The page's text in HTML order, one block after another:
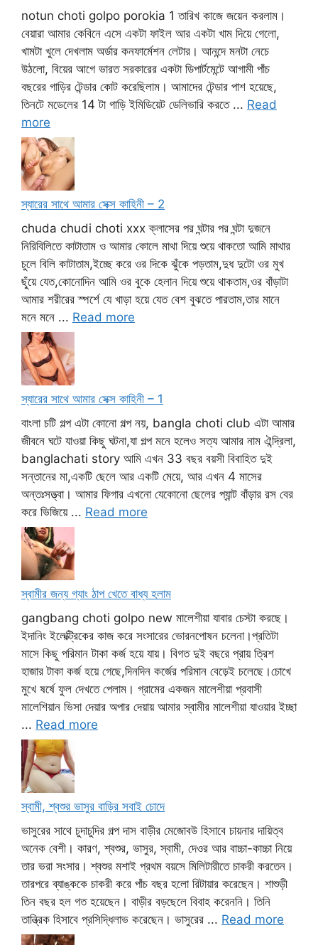
notun choti golpo porokia 1 তারিখ কাজে জয়েন করলাম।
বেয়ারা আমার কেবিনে এসে একটা ফাইল আর একটা খাম দিয়ে গেলো,
খামটা খুলে দেখলাম অর্ডার কনফার্মেশন লেটার। আনন্দে মনটা নেচে
উঠলো, বিয়ের আগে ভারত সরকারের একটা ডিপার্টমেন্টে আগামী পাঁচ
বছরের গাড়ির টেন্ডার কোট করেছিলাম। আমাদের টেন্ডার পাশ হয়েছে,
তিনটে মডেলের 14 টা গাড়ি ইমিডিয়েট ডেলিভারি করতে ... Read
more
স্যারের সাথে আমার সেক্স কাহিনী – 2
chuda chudi choti xxx ক্লাসের পর ঘন্টার পর ঘন্টা দুজনে
নিরিবিলিতে কাটাতাম ও আমার কোলে মাথা দিয়ে শুয়ে থাকতো আমি মাথার
চুলে বিলি কাটাতাম,ইচ্ছে করে ওর দিকে ঝুঁকে পড়তাম,দুধ দুটো ওর মুখ
ছুঁয়ে যেত,কোনোদিন আমি ওর বুকে হেলান দিয়ে শুয়ে থাকতাম,ওর বাঁড়াটা
আমার শরীরের স্পর্শে যে খাড়া হয়ে যেত বেশ বুঝতে পারতাম,তার মানে
মনে মনে ... Read more
স্যারের সাথে আমার সেক্স কাহিনী – 1
বাংলা চটি গল্প এটা কোনো গল্প নয়, bangla choti club এটা আমার
জীবনে ঘটে যাওয়া কিছু ঘটনা,যা গল্প মনে হলেও সত্য আমার নাম ঐন্দ্রিলা,
banglachati story আমি এখন 33 বছর বয়সী বিবাহিত দুই
সন্তানের মা,একটি ছেলে আর একটি মেয়ে, আর এখন 4 মাসের
অন্তঃসত্ত্বা। আমার ফিগার এখনো যেকোনো ছেলের প্যান্ট বাঁড়ার রস বের
করে ভিজিয়ে ... Read more
স্বামীর জন্য গ্যাং ঠাপ খেতে বাধ্য হলাম
gangbang choti golpo new মালেশীয়া যাবার চেস্টা করছে।
ইদানিং ইলেক্ট্রিকের কাজ করে সংসারের ভোরনপোষন চলেনা।প্রতিটা
মাসে কিছু পরিমান টাকা কর্জ হয়ে যায়। বিগত দুই বছরে প্রায় ত্রিশ
হাজার টাকা কর্জ হয়ে গেছে,দিনদিন কর্জের পরিমান বেড়েই চলেছে।চোখে
মুখে ষর্ষে ফুল দেখতে পেলাম। গ্রামের একজন মালেশীয়া প্রবাসী
মালেশিয়ান ভিসা দেয়ার অপার দেয়ায় আমার স্বামীর মালেশীয়া যাওয়ার ইচ্ছা
... Read more
স্বামী, শ্বশুর ভাসুর বাড়ির সবাই চোদে
ভাসুরের সাথে চুদাচুদির গল্প দাস বাড়ীর মেজোবউ হিসাবে চায়নার দায়িত্ব
অনেক বেশী। কারণ, শ্বশুর, ভাসুর, স্বামী, দেওর আর বাচ্চা-কাচ্চা নিয়ে
তার ভরা সংসার। শ্বশুর মশাই প্রথম বয়সে মিলিটারীতে চাকরী করতেন।
তারপরে ব্যাঙ্ককে চাকরী করে পাঁচ বছর হলো রিটায়ার করেছেন। শাশুড়ী
তিন বছর হল গত হয়েছেন। বাড়ীর বড়ছেলে বিবাহ করেননি। তিনি
তান্ত্রিক হিসাবে প্রসিদ্ধিলাভ করেছেন। ভাসুরের ... Read more